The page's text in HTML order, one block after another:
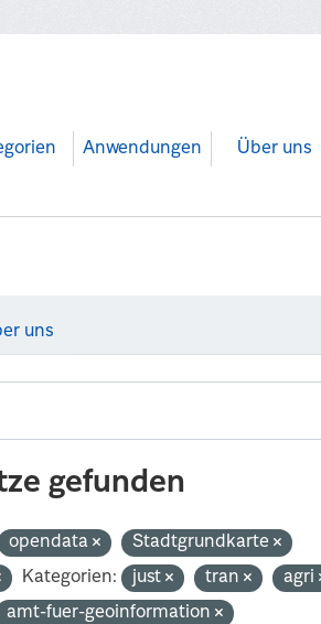
Anwendungen Über uns
uns
gefunden
opendata
Stadtgrundkarte
Kategorien: just tran
agri
amt-fuer-geoinformation